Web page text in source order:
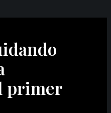
primer